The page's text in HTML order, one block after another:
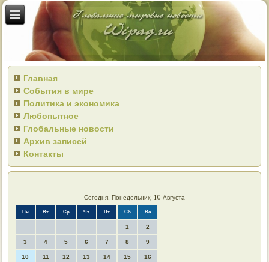
Главная
События в мире
Политика и экономика
Любопытное
Глобальные новости
Архив записей
Контакты
Сегодня: Понедельник, 10 Августа
Пн Вт Ср Чт Пт Сб Вс
1 2
3 4 5 6 7 8 9
10 11 12 13 14 15 16